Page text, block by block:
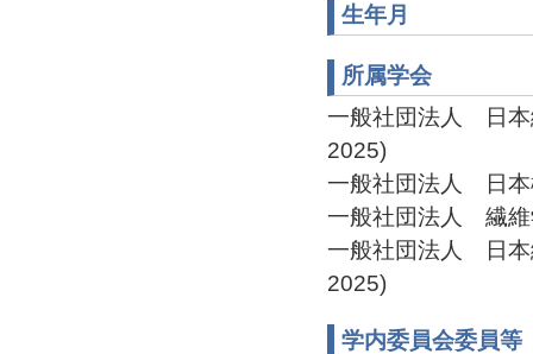
生年月
所属学会
一般社団法人 日
2025)
一般社団法人 日
一般社団法人 繊
一般社団法人 日
2025)
学内委員会委員等